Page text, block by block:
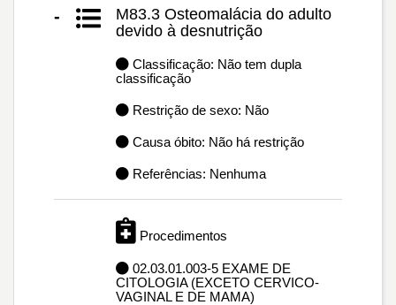
-
M83.3 Osteomalácia do adulto
devido à desnutrição
Classificação: Não tem dupla
classificação
Restrição de sexo: Não
Causa óbito: Não há restrição
Referências: Nenhuma
Procedimentos
02.03.01.003-5 EXAME DE
CITOLOGIA (EXCETO CERVICO-
VAGINAL E DE MAMA)